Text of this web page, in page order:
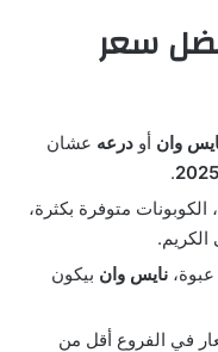
سعر
وان أو درعه عشان
.
، الكوبونات متوفرة بكثرة،
نايس وان بيكون
في الفروع أقل من